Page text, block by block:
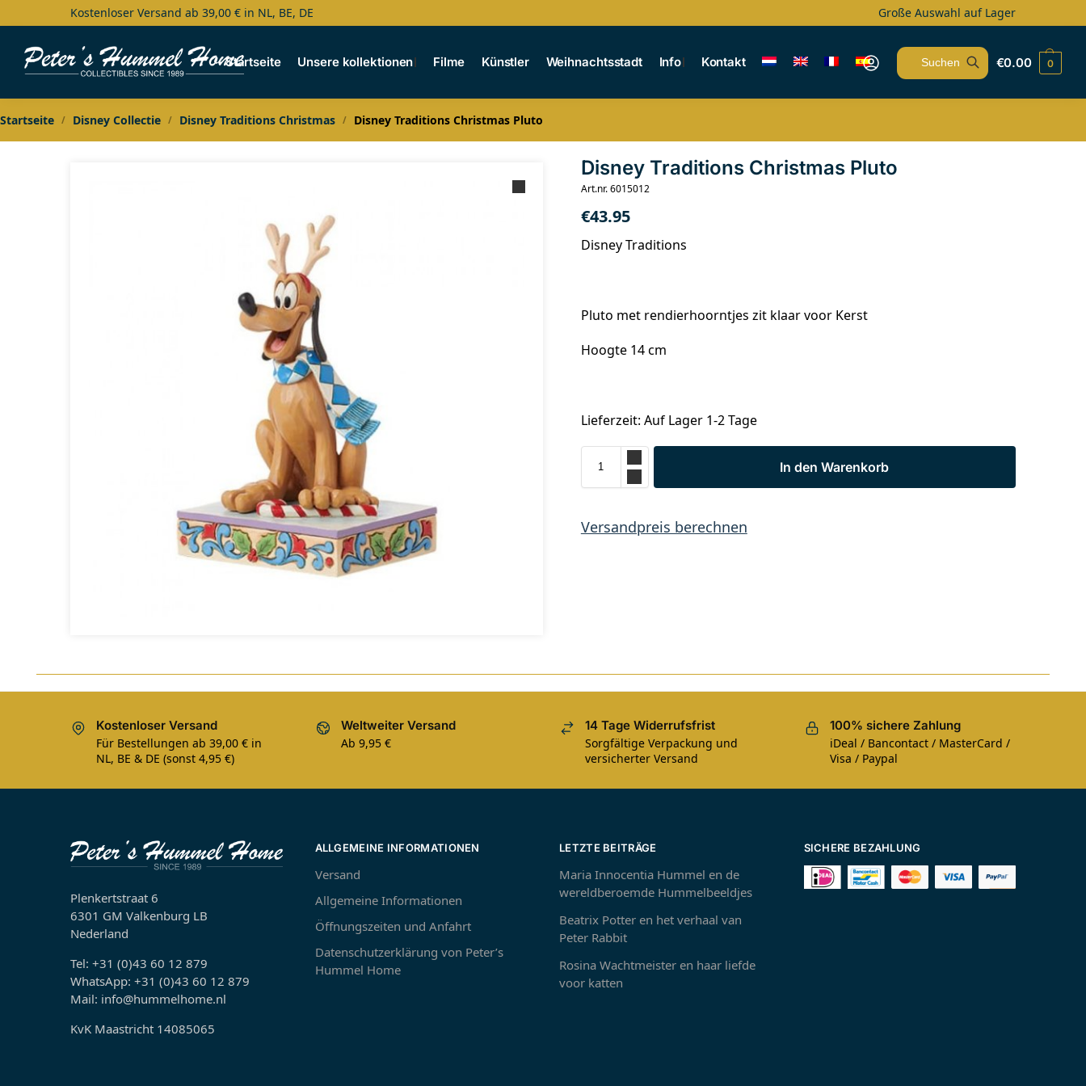
Kostenloser Versand ab 39,00 € in NL, BE, DE Große Auswahl auf Lager
Startseite Unsere kollektionen Filme Künstler Weihnachtsstadt Info Kontakt
Search
€0.00 0
Startseite / Disney Collectie / Disney Traditions Christmas / Disney Traditions Christmas Pluto
Disney Traditions Christmas Pluto
Art.nr. 6015012
€43.95
Disney Traditions
Pluto met rendierhoorntjes zit klaar voor Kerst
Hoogte 14 cm
Lieferzeit: Auf Lager 1-2 Tage
In den Warenkorb
Versandpreis berechnen
Kostenloser Versand
Für Bestellungen ab 39,00 € in
NL, BE & DE (sonst 4,95 €)
Weltweiter Versand
Ab 9,95 €
14 Tage Widerrufsfrist
Sorgfältige Verpackung und
versicherter Versand
100% sichere Zahlung
iDeal / Bancontact / MasterCard /
Visa / Paypal
Plenkertstraat 6
6301 GM Valkenburg LB
Nederland
Tel: +31 (0)43 60 12 879
WhatsApp: +31 (0)43 60 12 879
Mail: info@hummelhome.nl
KvK Maastricht 14085065
ALLGEMEINE INFORMATIONEN
Versand
Allgemeine Informationen
Öffnungszeiten und Anfahrt
Datenschutzerklärung von Peter’s
Hummel Home
LETZTE BEITRÄGE
Maria Innocentia Hummel en de
wereldberoemde Hummelbeeldjes
Beatrix Potter en het verhaal van
Peter Rabbit
Rosina Wachtmeister en haar liefde
voor katten
SICHERE BEZAHLUNG